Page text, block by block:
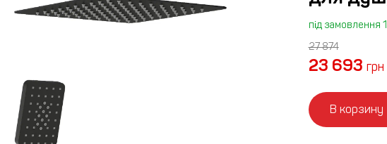
під замовлення
27 874
23 693 грн
В корзину